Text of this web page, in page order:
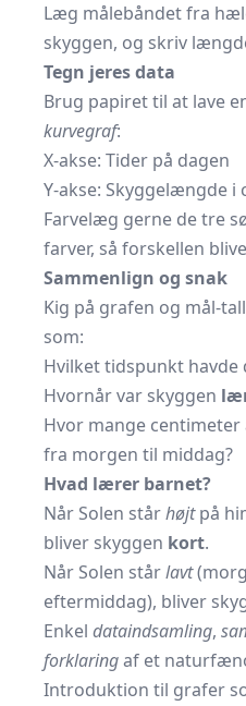
Læg målebåndet fra
skyggen, og skriv
Tegn jeres data
Brug papiret til at lave
kurvegraf:
X-akse: Tider på dagen
Y-akse: Skyggelængde i
Farvelæg gerne de tre
farver, så forskellen
Sammenlign og snak
Kig på grafen og mål-
som:
Hvilket tidspunkt havde
Hvornår var skyggen
Hvor mange
fra morgen til middag?
Hvad lærer barnet?
Når Solen stårhøjtpå
bliver skyggen kort.
Når Solen stårlavt
eftermiddag), bliver
Enkel dataindsamling,
forklaringaf et
Introduktion til grafer